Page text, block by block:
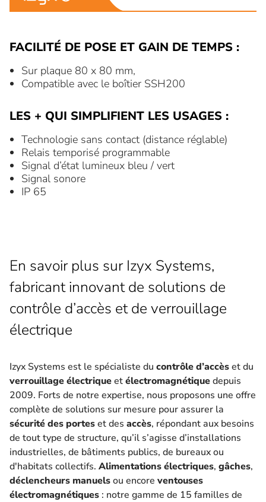
FACILITÉ DE POSE ET GAIN DE TEMPS :
Sur plaque 80 x 80 mm,
Compatible avec le boîtier SSH200
LES + QUI SIMPLIFIENT LES USAGES :
Technologie sans contact (distance réglable)
Relais temporisé programmable
Signal d’état lumineux bleu / vert
Signal sonore
IP 65
En savoir plus sur Izyx Systems,
fabricant innovant de solutions de
contrôle d’accès et de verrouillage
électrique
Izyx Systems est le spécialiste du contrôle d’accèset du
verrouillage électriqueetélectromagnétiquedepuis
2009. Forts de notre expertise, nous proposons une offre
complète de solutions sur mesure pour assurer la
sécurité des porteset des accès, répondant aux besoins
de tout type de structure, qu’il s’agisse d’installations
industrielles, de bâtiments publics, de bureaux ou
d'habitats collectifs. Alimentations électriques, gâches,
déclencheurs manuelsou encore ventouses
électromagnétiques : notre gamme de 15 familles de